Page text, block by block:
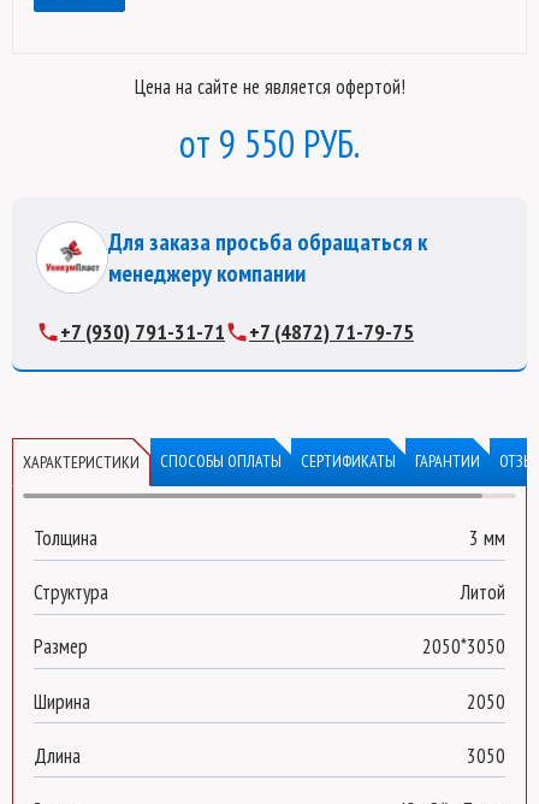
Цена на сайте не является офертой!
9 550 РУБ.
Для заказа просьба обращаться к
менеджеру компании
+7 (930) 791-31-71 +7 (4872) 71-79-75
ХАРАКТЕРИСТИКИ СПОСОБЫ ОПЛАТЫ СЕРТИФИКАТЫ ГАРАНТИИ
Толщина 3 мм
Структура Литой
Размер 2050*3050
Ширина 2050
Длина 3050